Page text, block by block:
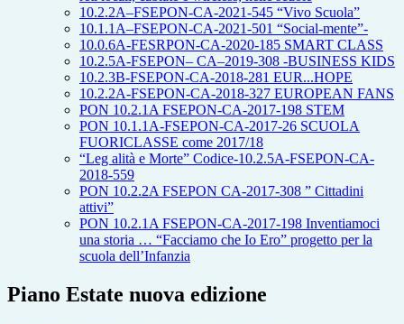
10.2.2A–FSEPON-CA-2021-545 “Vivo Scuola”
10.1.1A–FSEPON-CA-2021-501 “Social-mente”-
10.0.6A-FESRPON-CA-2020-185 SMART CLASS
10.2.5A-FSEPON– CA–2019-308 -BUSINESS KIDS
10.2.3B-FSEPON-CA-2018-281 EUR...HOPE
10.2.2A-FSEPON-CA-2018-327 EUROPEAN FANS
PON 10.2.1A FSEPON-CA-2017-198 STEM
PON 10.1.1A-FSEPON-CA-2017-26 SCUOLA
FUORICLASSE come 2017/18
“Leg alità e Morte” Codice-10.2.5A-FSEPON-CA-
2018-559
PON 10.2.2A FSEPON CA-2017-308 ” Cittadini
attivi”
PON 10.2.1A FSEPON-CA-2017-198 Inventiamoci
una storia … “Facciamo che Io Ero” progetto per la
scuola dell’Infanzia
Piano Estate nuova edizione